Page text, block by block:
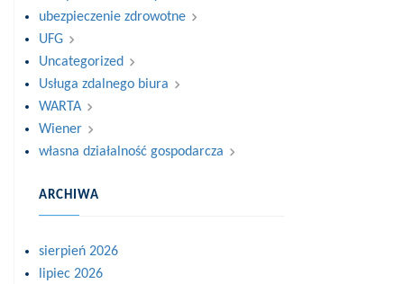
ubezpieczenie zdrowotne
UFG
Uncategorized
Usługa zdalnego biura
WARTA
Wiener
własna działalność gospodarcza
ARCHIWA
sierpień 2026
lipiec 2026